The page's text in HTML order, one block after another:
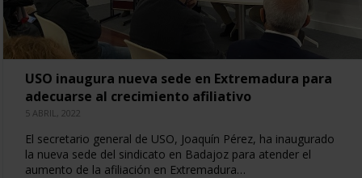
USO inaugura nueva sede en Extremadura para
adecuarse al crecimiento afiliativo
5 ABRIL, 2022
El secretario general de USO, Joaquín Pérez, ha inaugurado
la nueva sede del sindicato en Badajoz para atender el
aumento de la afiliación en Extremadura…